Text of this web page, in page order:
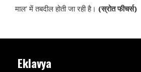
माल’ में तबदील होती जा रही है। (स्रोत फीचर्स)
Eklavya